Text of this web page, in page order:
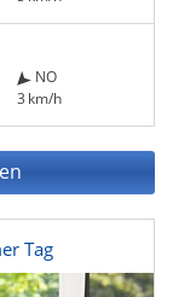
NO
3 km/h
Tag